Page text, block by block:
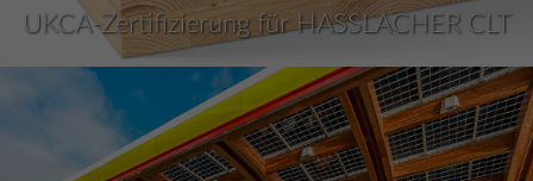
UKCA-Zertifizierung für HASSLACHER CLT